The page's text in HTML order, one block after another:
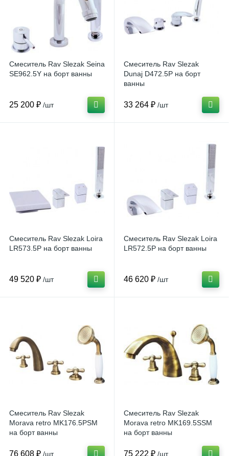
Смеситель Rav Slezak Seina
SE962.5Y на борт ванны
25 200 ₽ /шт
Смеситель Rav Slezak
Dunaj D472.5P на борт
ванны
33 264 ₽ /шт
Смеситель Rav Slezak Loira
LR573.5P на борт ванны
49 520 ₽ /шт
Смеситель Rav Slezak Loira
LR572.5P на борт ванны
46 620 ₽ /шт
Смеситель Rav Slezak
Morava retro MK176.5PSM
на борт ванны
76 608 ₽ /шт
Смеситель Rav Slezak
Morava retro MK169.5SSM
на борт ванны
75 222 ₽ /шт